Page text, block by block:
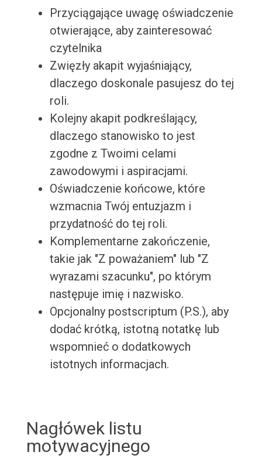
Przyciągające uwagę oświadczenie
otwierające, aby zainteresować
czytelnika
Zwięzły akapit wyjaśniający,
dlaczego doskonale pasujesz do tej
roli.
Kolejny akapit podkreślający,
dlaczego stanowisko to jest
zgodne z Twoimi celami
zawodowymi i aspiracjami.
Oświadczenie końcowe, które
wzmacnia Twój entuzjazm i
przydatność do tej roli.
Komplementarne zakończenie,
takie jak "Z poważaniem" lub "Z
wyrazami szacunku", po którym
następuje imię i nazwisko.
Opcjonalny postscriptum (P.S.), aby
dodać krótką, istotną notatkę lub
wspomnieć o dodatkowych
istotnych informacjach.
Nagłówek listu
motywacyjnego